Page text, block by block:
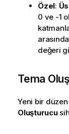
Özel:
0 ve -1
değeri
Tema
Yeni bir
Oluşturucu